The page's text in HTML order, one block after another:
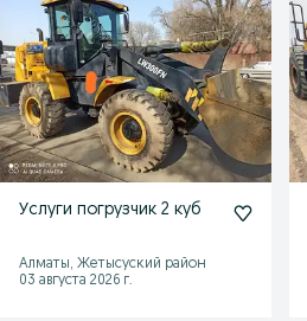
Услуги погрузчик 2 куб
Алматы, Жетысуский район
03 августа 2026 г.